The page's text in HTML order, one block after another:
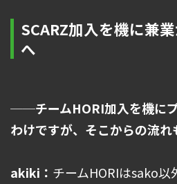
SCARZ加入を機に兼
へ
──チームHORI加入を機に
わけですが、そこからの流れ
akiki： チームHORIはsako以